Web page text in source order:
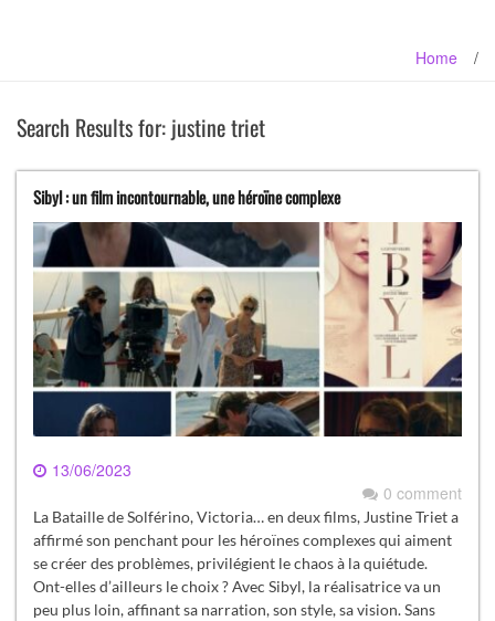
Home /
Search Results for: justine triet
Sibyl : un film incontournable, une héroïne complexe
13/06/2023
0 comment
La Bataille de Solférino, Victoria… en deux films, Justine Triet a
affirmé son penchant pour les héroïnes complexes qui aiment
se créer des problèmes, privilégient le chaos à la quiétude.
Ont-elles d’ailleurs le choix ? Avec Sibyl, la réalisatrice va un
peu plus loin, affinant sa narration, son style, sa vision. Sans